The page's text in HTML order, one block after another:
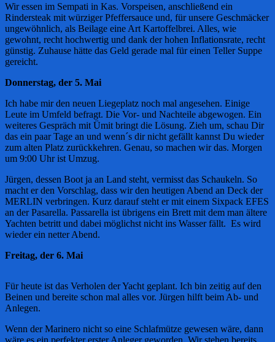
Wir essen im Sempati in Kas. Vorspeisen, anschließend ein
Rindersteak mit würziger Pfeffersauce und, für unsere Geschmäcker
ungewöhnlich, als Beilage eine Art Kartoffelbrei. Alles, wie
gewohnt, recht hochwertig und dank der hohen Inflationsrate, recht
günstig. Zuhause hätte das Geld gerade mal für einen Teller Suppe
gereicht.
Donnerstag, der 5. Mai
Ich habe mir den neuen Liegeplatz noch mal angesehen. Einige
Leute im Umfeld befragt. Die Vor- und Nachteile abgewogen. Ein
weiteres Gespräch mit Ümit bringt die Lösung. Zieh um, schau Dir
das ein paar Tage an und wenn´s dir nicht gefällt kannst Du wieder
zum alten Platz zurückkehren. Genau, so machen wir das. Morgen
um 9:00 Uhr ist Umzug.
Jürgen, dessen Boot ja an Land steht, vermisst das Schaukeln. So
macht er den Vorschlag, dass wir den heutigen Abend an Deck der
MERLIN verbringen. Kurz darauf steht er mit einem Sixpack EFES
an der Pasarella. Passarella ist übrigens ein Brett mit dem man ältere
Yachten betritt und dabei möglichst nicht ins Wasser fällt. Es wird
wieder ein netter Abend.
Freitag, der 6. Mai
Für heute ist das Verholen der Yacht geplant. Ich bin zeitig auf den
Beinen und bereite schon mal alles vor. Jürgen hilft beim Ab- und
Anlegen.
Wenn der Marinero nicht so eine Schlafmütze gewesen wäre, dann
wäre es ein perfekter erster Anleger geworden. Wir stehen bereits